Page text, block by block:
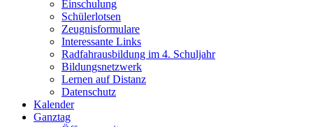
Einschulung
Schülerlotsen
Zeugnisformulare
Interessante Links
Radfahrausbildung im 4. Schuljahr
Bildungsnetzwerk
Lernen auf Distanz
Datenschutz
Kalender
Ganztag